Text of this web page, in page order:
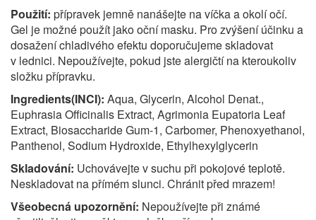
Použití: přípravek jemně nanášejte na víčka a okolí očí.
Gel je možné použít jako oční masku. Pro zvýšení účinku a
dosažení chladivého efektu doporučujeme skladovat
v lednici. Nepoužívejte, pokud jste alergičtí na kteroukoliv
složku přípravku.
Ingredients(INCI): Aqua, Glycerin, Alcohol Denat.,
Euphrasia Officinalis Extract, Agrimonia Eupatoria Leaf
Extract, Biosaccharide Gum-1, Carbomer, Phenoxyethanol,
Panthenol, Sodium Hydroxide, Ethylhexylglycerin
Skladování: Uchovávejte v suchu při pokojové teplotě.
Neskladovat na přímém slunci. Chránit před mrazem!
Všeobecná upozornění: Nepoužívejte při známé